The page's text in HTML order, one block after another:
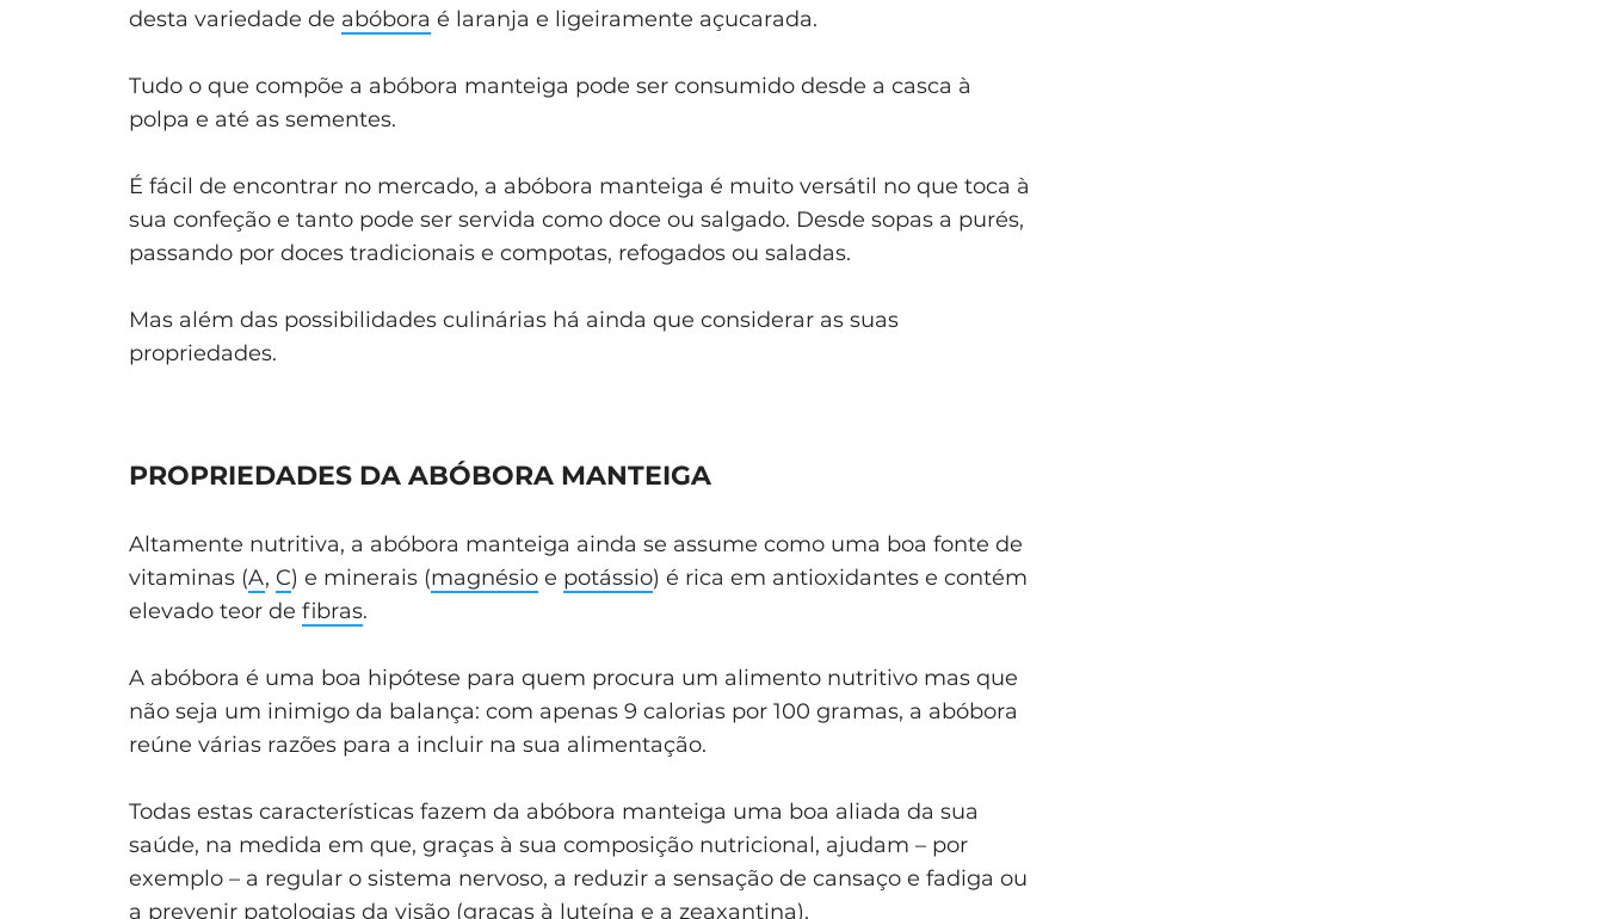
desta variedade de abóbora é laranja e ligeiramente açucarada.
Tudo o que compõe a abóbora manteiga pode ser consumido desde a casca à
polpa e até as sementes.
É fácil de encontrar no mercado, a abóbora manteiga é muito versátil no que toca à
sua confeção e tanto pode ser servida como doce ou salgado. Desde sopas a purés,
passando por doces tradicionais e compotas, refogados ou saladas.
Mas além das possibilidades culinárias há ainda que considerar as suas
propriedades.
PROPRIEDADES DA ABÓBORA MANTEIGA
Altamente nutritiva, a abóbora manteiga ainda se assume como uma boa fonte de
vitaminas (A, C) e minerais (magnésio e potássio) é rica em antioxidantes e contém
elevado teor de fibras.
A abóbora é uma boa hipótese para quem procura um alimento nutritivo mas que
não seja um inimigo da balança: com apenas 9 calorias por 100 gramas, a abóbora
reúne várias razões para a incluir na sua alimentação.
Todas estas características fazem da abóbora manteiga uma boa aliada da sua
saúde, na medida em que, graças à sua composição nutricional, ajudam – por
exemplo – a regular o sistema nervoso, a reduzir a sensação de cansaço e fadiga ou
a prevenir patologias da visão (graças à luteína e a zeaxantina).